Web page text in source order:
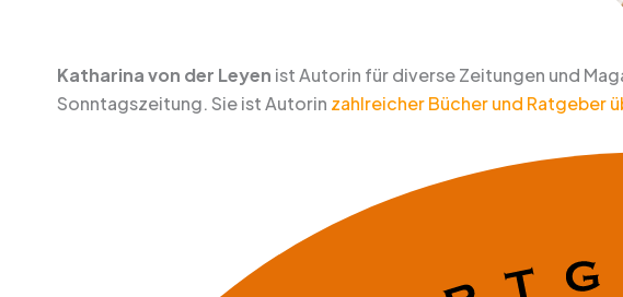
Katharina von der Leyen ist Autorin für diverse Zeitungen und
Sonntagszeitung. Sie ist Autorin zahlreicher Bücher und Ratgeber